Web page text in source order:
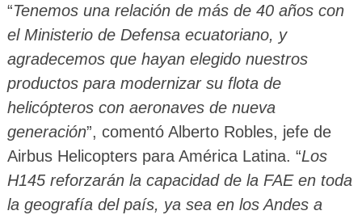
“Tenemos una relación de más de 40 años con
el Ministerio de Defensa ecuatoriano, y
agradecemos que hayan elegido nuestros
productos para modernizar su flota de
helicópteros con aeronaves de nueva
generación”, comentó Alberto Robles, jefe de
Airbus Helicopters para América Latina. “Los
H145 reforzarán la capacidad de la FAE en toda
la geografía del país, ya sea en los Andes a